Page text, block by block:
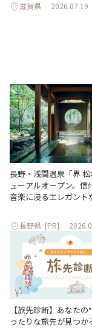
滋賀県 2026.07.19
長野・浅間温泉「界
ューアルオープン。信
音楽に浸るエレガント
長野県 [PR]
【旅先診断】あなたの
ったりな旅先が見つか